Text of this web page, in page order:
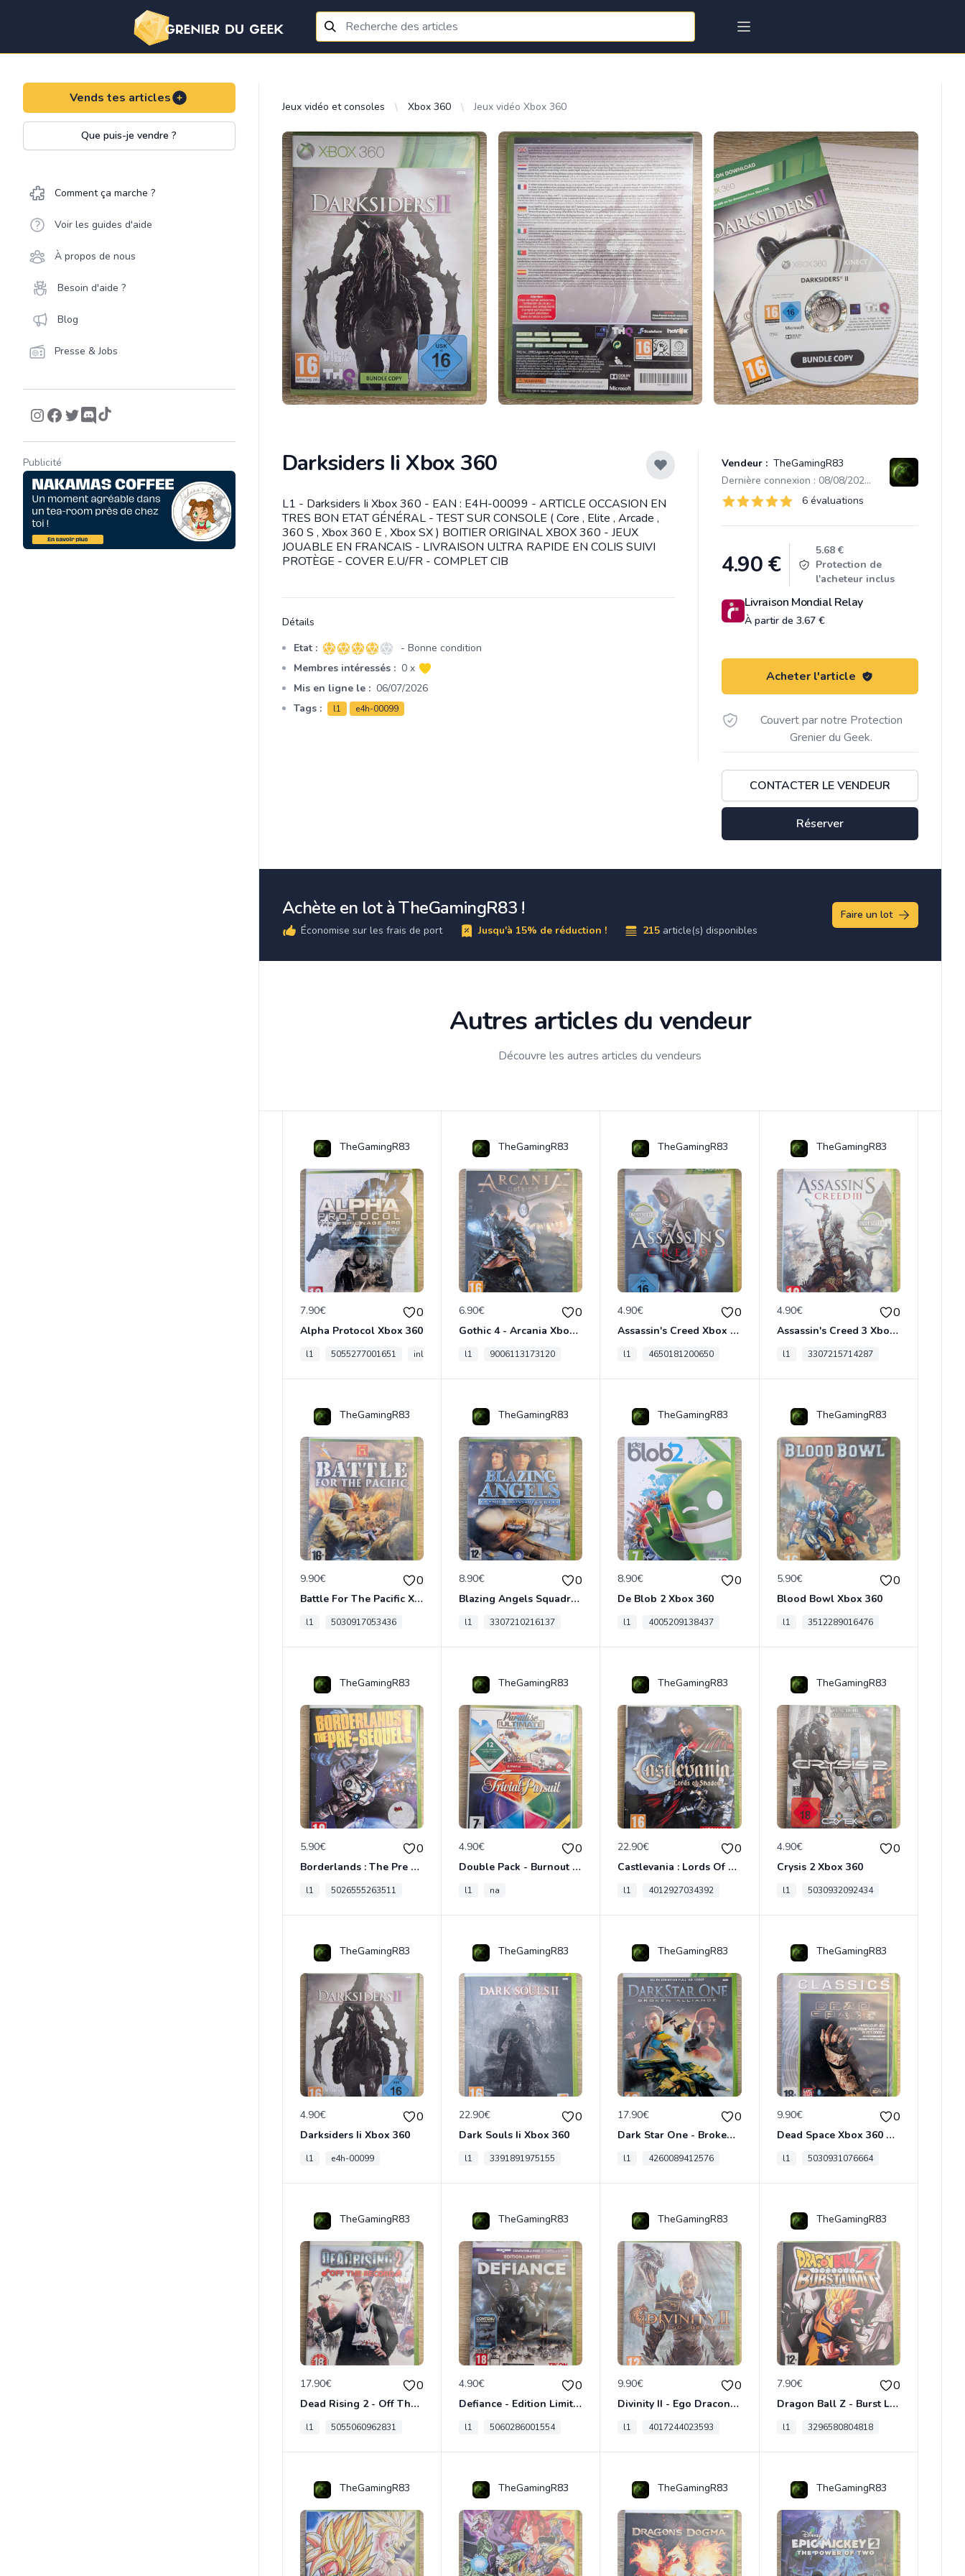
Vends tes articles
Que puis-je vendre ?
Comment ça marche ?
Voir les guides d'aide
À propos de nous
Besoin d'aide ?
Blog
Presse & Jobs
Publicité
Jeux vidéo et consoles Xbox 360 Jeux vidéo Xbox 360
Darksiders Ii Xbox 360 Vendeur : TheGamingR83
Dernière connexion : 08/08/2026 08:29
Évaluations
6 sur 5 étoiles 6 évaluations
Product information
4.90€
5.68 €
Protection de
l'acheteur inclus
Livraison Mondial Relay
À partir de 3.67 €
Acheter l'article
Couvert par notre Protection
Grenier du Geek.
CONTACTER LE VENDEUR
Réserver
Description
L1 - Darksiders Ii Xbox 360 - EAN : E4H-00099 - ARTICLE OCCASION EN
TRES BON ETAT GÉNÉRAL - TEST SUR CONSOLE ( Core , Elite , Arcade ,
360 S , Xbox 360 E , Xbox SX ) BOITIER ORIGINAL XBOX 360 - JEUX
JOUABLE EN FRANCAIS - LIVRAISON ULTRA RAPIDE EN COLIS SUIVI
PROTÈGE - COVER E.U/FR - COMPLET CIB
Détails
Etat : 4 sur 5 étoiles
- Bonne condition
Membres intéressés : 0 x
Mis en ligne le : 06/07/2026
Tags :
l1 e4h-00099
Achète en lot à TheGamingR83 !
Économise sur les frais de port Jusqu'à 15% de réduction ! 215 article(s) disponibles
Faire un lot
Autres articles du vendeur
Découvre les autres articles du vendeurs
TheGamingR83
7.90€ 0
Alpha Protocol Xbox 360
l1 5055277001651 inl-xt206201-ex
TheGamingR83
6.90€ 0
Gothic 4 - Arcania Xbox 360
l1 9006113173120
TheGamingR83
4.90€ 0
Assassin's Creed Xbox 360
l1 4650181200650
TheGamingR83
4.90€ 0
Assassin's Creed 3 Xbox 360
l1 3307215714287
TheGamingR83
9.90€ 0
Battle For The Pacific Xbox 360
l1 5030917053436
TheGamingR83
8.90€ 0
Blazing Angels Squadrons Of Wwii Xbox 360
l1 3307210216137
TheGamingR83
8.90€ 0
De Blob 2 Xbox 360
l1 4005209138437
TheGamingR83
5.90€ 0
Blood Bowl Xbox 360
l1 3512289016476
TheGamingR83
5.90€ 0
Borderlands : The Pre Sequel Xbox 360
l1 5026555263511
TheGamingR83
4.90€ 0
Double Pack - Burnout Paradise Ultimate Box - Trivial Pursuit Xbox 360
l1 na
TheGamingR83
22.90€ 0
Castlevania : Lords Of Shadow Xbox 360
l1 4012927034392
TheGamingR83
4.90€ 0
Crysis 2 Xbox 360
l1 5030932092434
TheGamingR83
4.90€ 0
Darksiders Ii Xbox 360
l1 e4h-00099
TheGamingR83
22.90€ 0
Dark Souls Ii Xbox 360
l1 3391891975155
TheGamingR83
17.90€ 0
Dark Star One - Broken Alliance Xbox 360
l1 4260089412576
TheGamingR83
9.90€ 0
Dead Space Xbox 360 Classics
l1 5030931076664
TheGamingR83
17.90€ 0
Dead Rising 2 - Off The Record Xbox 360
l1 5055060962831
TheGamingR83
4.90€ 0
Defiance - Edition Limitée Xbox 360
l1 5060286001554
TheGamingR83
9.90€ 0
Divinity II - Ego Draconis Xbox 360
l1 4017244023593
TheGamingR83
7.90€ 0
Dragon Ball Z - Burst Limit Xbox 360
l1 3296580804818
TheGamingR83 TheGamingR83 TheGamingR83 TheGamingR83